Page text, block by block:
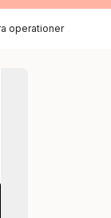
operationer